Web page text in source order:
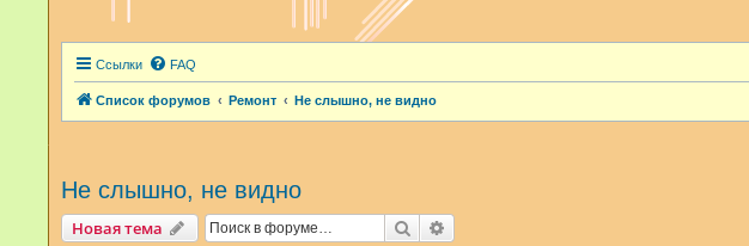
Ссылки FAQ
Список форумов Ремонт Не слышно, не видно
Не слышно, не видно
Новая тема Поиск